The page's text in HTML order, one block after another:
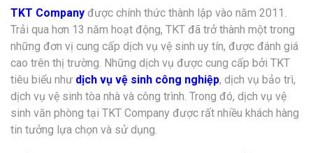
TKT Company được chính thức thành lập vào năm 2011.
Trải qua hơn 13 năm hoạt động, TKT đã trở thành một trong
những đơn vị cung cấp dịch vụ vệ sinh uy tín, được đánh giá
cao trên thị trường. Những dịch vụ được cung cấp bởi TKT
tiêu biểu như dịch vụ vệ sinh công nghiệp, dịch vụ bảo trì,
dịch vụ vệ sinh tòa nhà và công trình. Trong đó, dịch vụ vệ
sinh văn phòng tại TKT Company được rất nhiều khách hàng
tin tưởng lựa chọn và sử dụng.